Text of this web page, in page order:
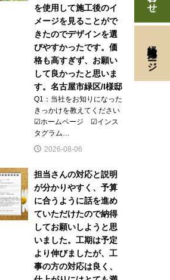
を使用して施工後のイ
メージを見ることがで
きたのでデザインを選
びやすかったです。価
格も高すぎず、お願い
して良かったと思いま
す。名古屋市緑区/I様邸
Q1：当社をお知りになった
きっかけを教えてください
☑ホームページ ☑インス
タグラム…
2026-08-06
担当さんの対応と説明
が分かりやすく、予算
に合うように話を進め
ていただけたので納得
してお願いしようと思
いました。工期は予定
より伸びましたが、工
事の方の対応は良く、
経験者採用ページ